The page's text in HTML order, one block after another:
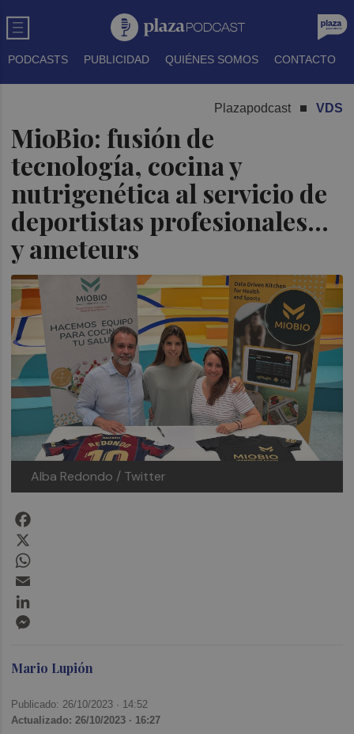
PODCASTS PUBLICIDAD QUIÉNES SOMOS CONTACTO
Plazapodcast VDS
MioBio: fusión de
tecnología, cocina y
nutrigenética al servicio de
deportistas profesionales...
y ameteurs
Alba Redondo / Twitter
Mario Lupión
Publicado: 26/10/2023 · 14:52
Actualizado: 26/10/2023 · 16:27